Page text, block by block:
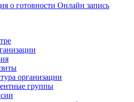
о готовности Онлайн запись
организации
группы